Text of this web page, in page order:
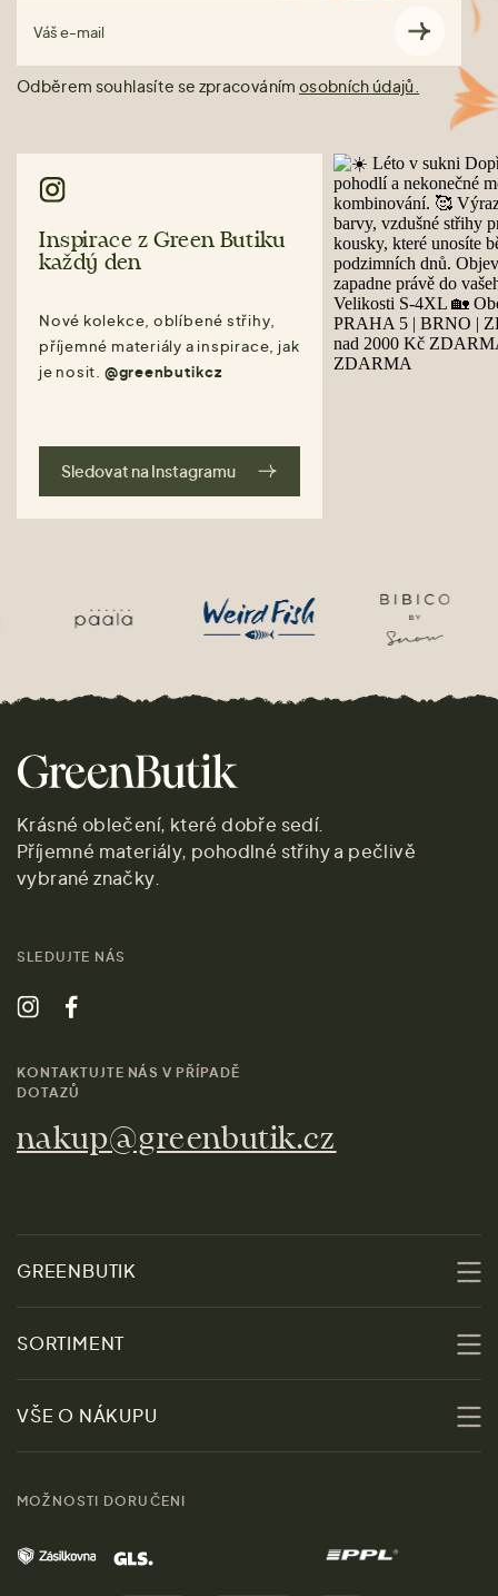
Váš e-mail
Odběrem souhlasíte se zpracováním osobních údajů.
Inspirace z Green Butiku
každý den
Nové kolekce, oblíbené střihy,
příjemné materiály a inspirace, jak
je nosit. @greenbutikcz
Sledovat na Instagramu
Krásné oblečení, které dobře sedí.
Příjemné materiály, pohodlné střihy a pečlivě
vybrané značky.
SLEDUJTE NÁS
KONTAKTUJTE NÁS V PŘÍPADĚ
DOTAZŮ
nakup@greenbutik.cz
GREENBUTIK
Udržitelnost
Obchody
Kontakt
SORTIMENT
Slevy
Ženy
Muži
Domov
VŠE O NÁKUPU
MOŽNOSTI DORUČENI